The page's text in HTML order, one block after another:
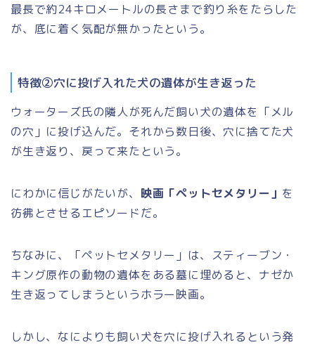
最長で約24キロメートルの長さまで釣り糸をたらした
が、底に着く気配が無かったという。
特徴②穴に投げ入れた犬の遺体が生き返った
ウォーターズ氏の隣人が死んだ飼い犬の遺体を「メル
の穴」に投げ込んだ。それから数日後、穴に捨てた犬
が生き返り、戻って来たという。
にわかに信じがたいが、 映画「ペットセメタリー」 を
彷彿とさせるエピソードだ。
ちなみに、「ペットセメタリー」は、スティーブン・
キング原作の動物の遺体をある墓に埋めると、ナゼか
生き返ってしまうというホラー映画。
しかし、なによりも飼い犬を穴に投げ入れるという発